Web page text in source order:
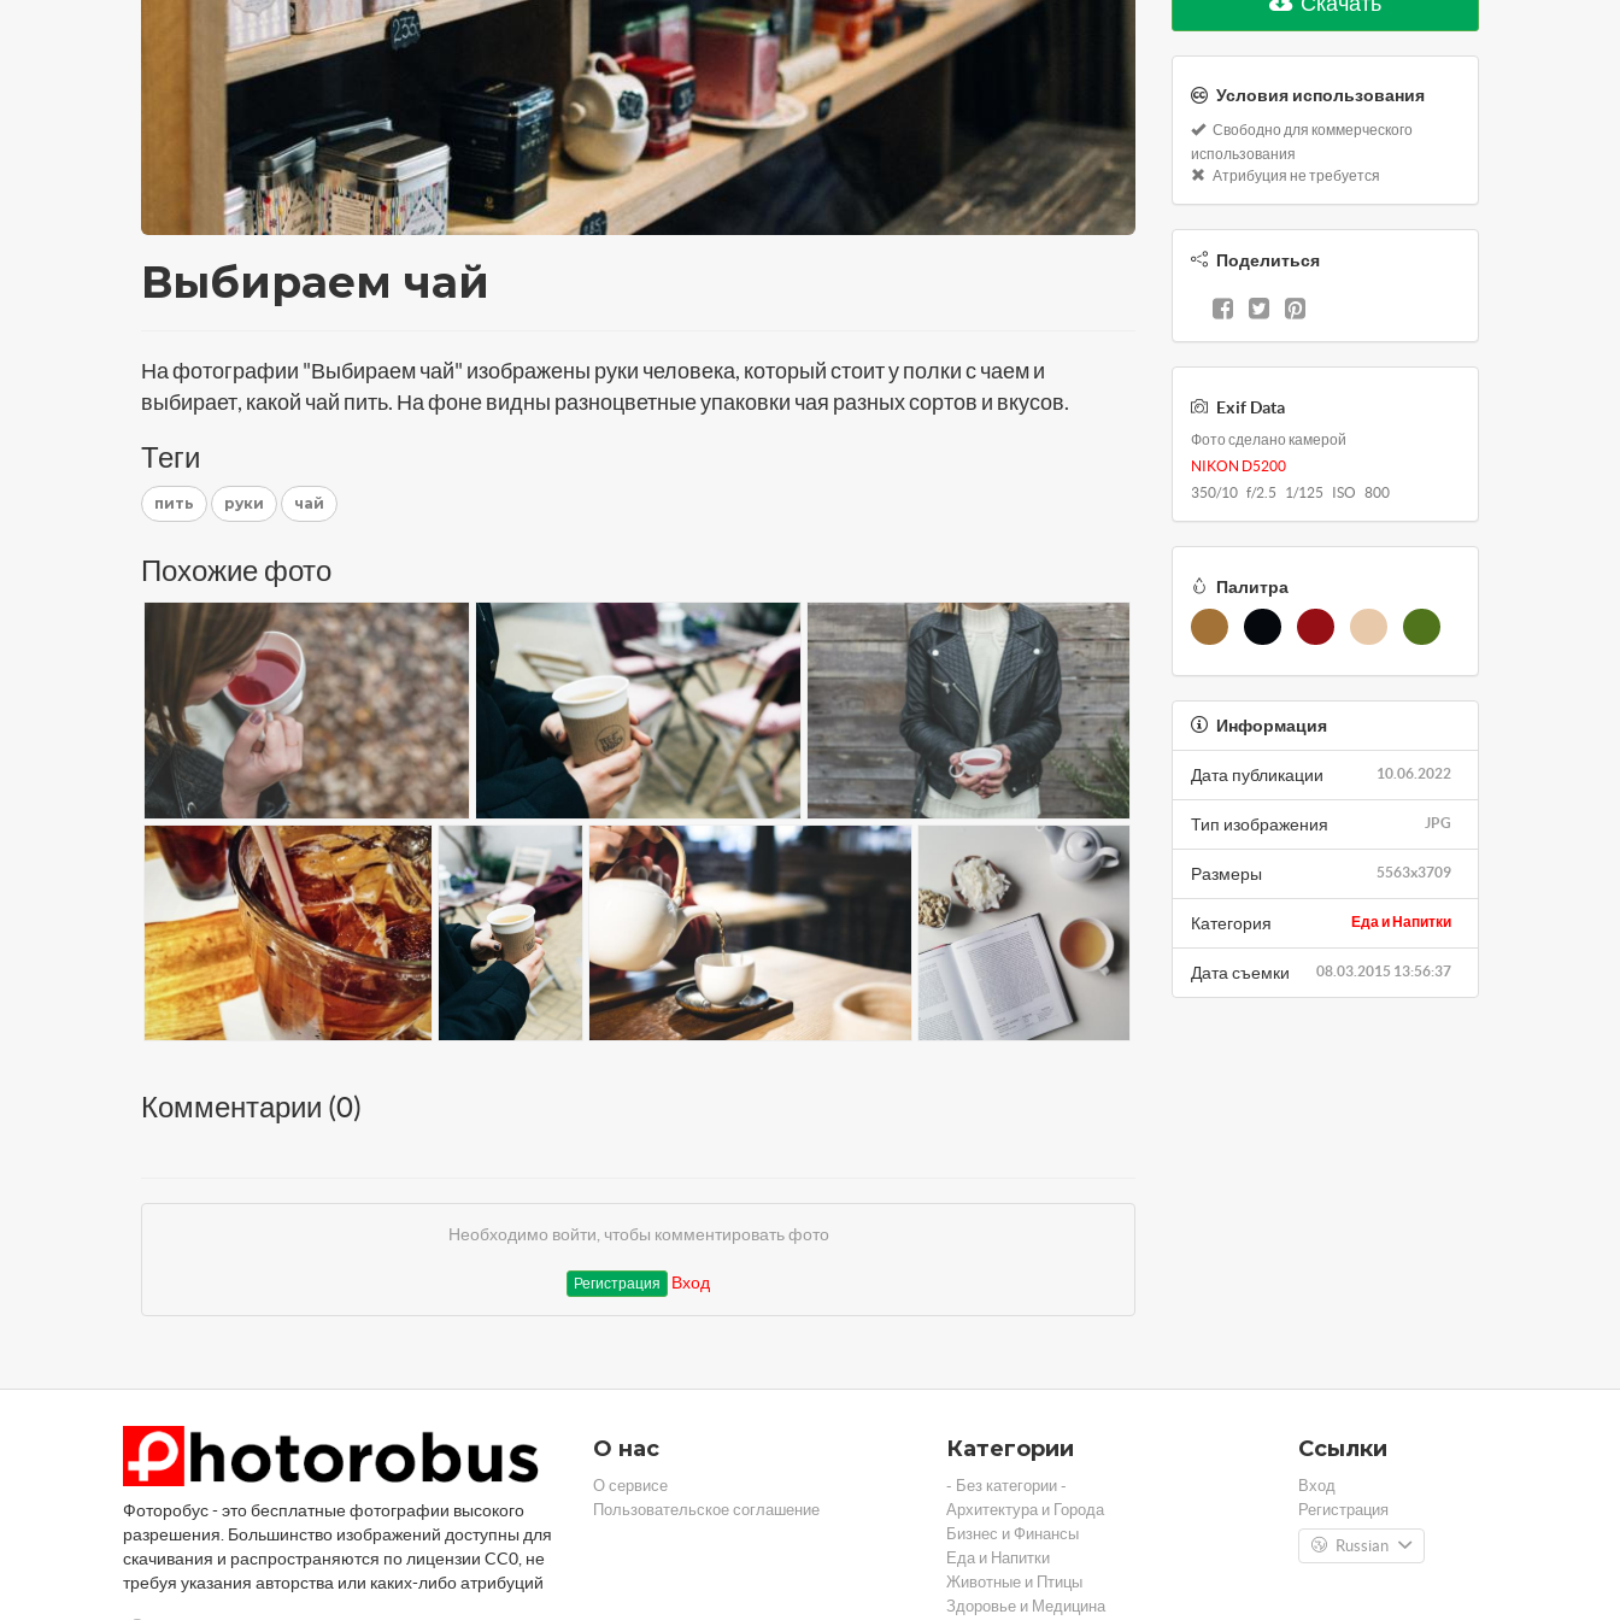
Выбираем чай
На фотографии "Выбираем чай" изображены руки человека, который стоит у полки с чаем и
выбирает, какой чай пить. На фоне видны разноцветные упаковки чая разных сортов и вкусов.
Теги
пить руки чай
Похожие фото
Комментарии (0)
Необходимо войти, чтобы комментировать фото
Регистрация Вход
Условия использования
Свободно для коммерческого
использования
Атрибуция не требуется
Поделиться
Exif Data
Фото сделано камерой
NIKON D5200
350/10 f/2.5 1/125 ISO 800
Палитра
Информация
10.06.2022
Дата публикации
JPG
Тип изображения
5563x3709
Размеры
Еда и Напитки
Категория
08.03.2015 13:56:37
Дата съемки
Фоторобус - это бесплатные фотографии высокого
разрешения. Большинство изображений доступны для
скачивания и распространяются по лицензии CC0, не
требуя указания авторства или каких-либо атрибуций
О нас
О сервисе
Пользовательское соглашение
Категории
- Без категории -
Архитектура и Города
Бизнес и Финансы
Еда и Напитки
Животные и Птицы
Здоровье и Медицина
Ссылки
Вход
Регистрация
Russian